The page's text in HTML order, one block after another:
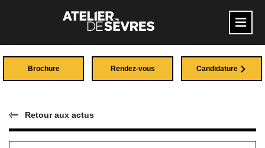
Brochure Rendez-vous Candidature
Retour aux actus